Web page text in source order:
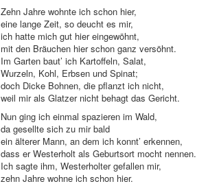
Zehn Jahre wohnte ich schon hier,
eine lange Zeit, so deucht es mir,
ich hatte mich gut hier eingewöhnt,
mit den Bräuchen hier schon ganz versöhnt.
Im Garten baut’ ich Kartoffeln, Salat,
Wurzeln, Kohl, Erbsen und Spinat;
doch Dicke Bohnen, die pflanzt ich nicht,
weil mir als Glatzer nicht behagt das Gericht.
Nun ging ich einmal spazieren im Wald,
da gesellte sich zu mir bald
ein älterer Mann, an dem ich konnt’ erkennen,
dass er Westerholt als Geburtsort mocht nennen.
Ich sagte ihm, Westerholter gefallen mir,
zehn Jahre wohne ich schon hier.